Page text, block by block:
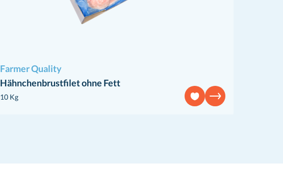
Farmer Quality
Hähnchenbrustfilet ohne Fett
10 Kg